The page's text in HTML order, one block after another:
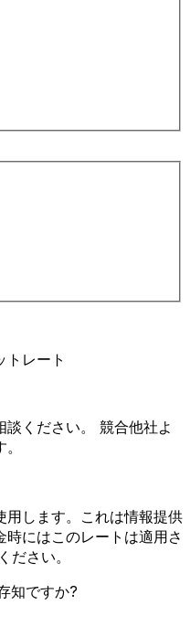
レート
ください。 競合他社よ
用します。これは情報提供
にはこのレートは適用さ
ださい。
知ですか?